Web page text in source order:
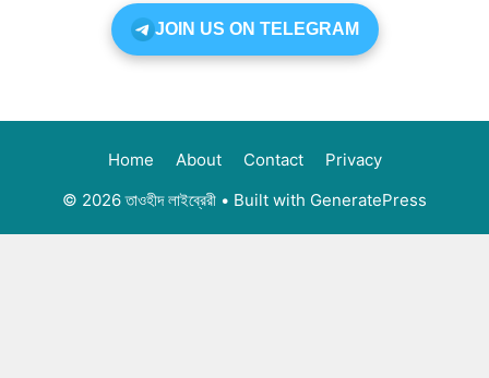
JOIN US ON TELEGRAM
Home About Contact
Privacy
© 2026 তাওহীদ লাইব্রেরী • Built with GeneratePress